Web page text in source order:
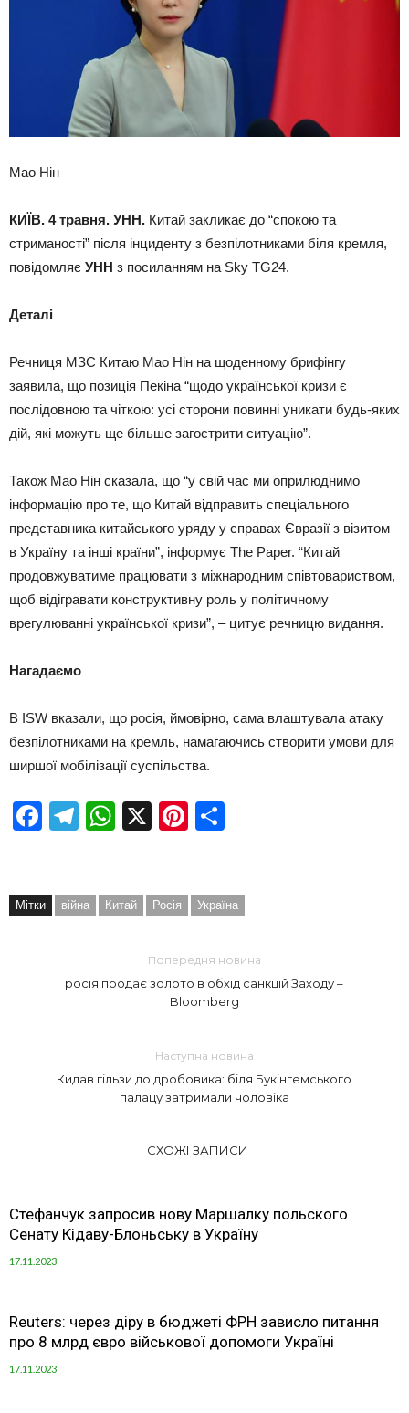
Мао Нін
КИЇВ. 4 травня. УНН. Китай закликає до “спокою та
стриманості” після інциденту з безпілотниками біля кремля,
повідомляє УНН з посиланням на Sky TG24.
Деталі
Речниця МЗС Китаю Мао Нін на щоденному брифінгу
заявила, що позиція Пекіна “щодо української кризи є
послідовною та чіткою: усі сторони повинні уникати будь-яких
дій, які можуть ще більше загострити ситуацію”.
Також Мао Нін сказала, що “у свій час ми оприлюднимо
інформацію про те, що Китай відправить спеціального
представника китайського уряду у справах Євразії з візитом
в Україну та інші країни”, інформує The Paper. “Китай
продовжуватиме працювати з міжнародним співтовариством,
щоб відігравати конструктивну роль у політичному
врегулюванні української кризи”, – цитує речницю видання.
Нагадаємо
В ISW вказали, що росія, ймовірно, сама влаштувала атаку
безпілотниками на кремль, намагаючись створити умови для
ширшої мобілізації суспільства.
Facebook
Telegram
WhatsApp
X Pinterest
Мітки війна Китай Росія Україна
Попередня новина
росія продає золото в обхід санкцій Заходу –
Bloomberg
Наступна новина
Кидав гільзи до дробовика: біля Букінгемського
палацу затримали чоловіка
СХОЖІ ЗАПИСИ
Стефанчук запросив нову Маршалку польского
Сенату Кідаву-Блоньську в Україну
17.11.2023
Reuters: через діру в бюджеті ФРН зависло питання
про 8 млрд євро військової допомоги Україні
17.11.2023